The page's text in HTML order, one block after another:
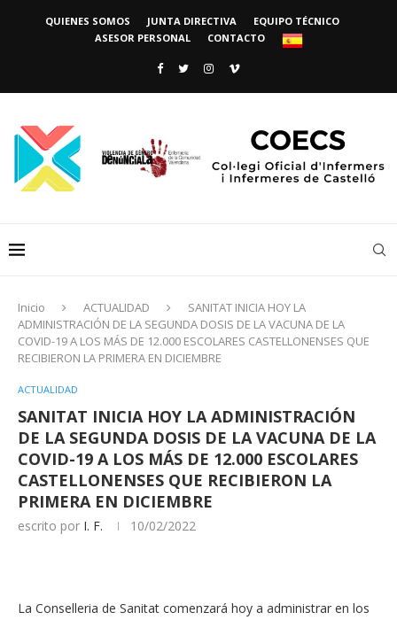
QUIENES SOMOS JUNTA DIRECTIVA
EQUIPO TÉCNICO
ASESOR PERSONAL
CONTACTO
Inicio ACTUALIDAD
SANITAT INICIA HOY LA
ADMINISTRACIÓN DE LA SEGUNDA DOSIS DE LA VACUNA DE LA
COVID-19 A LOS MÁS DE 12.000 ESCOLARES CASTELLONENSES QUE
RECIBIERON LA PRIMERA EN DICIEMBRE
ACTUALIDAD
SANITAT INICIA HOY LA ADMINISTRACIÓN
DE LA SEGUNDA DOSIS DE LA VACUNA DE LA
COVID-19 A LOS MÁS DE 12.000 ESCOLARES
CASTELLONENSES QUE RECIBIERON LA
PRIMERA EN DICIEMBRE
escrito por I. F. 10/02/2022
La Conselleria de Sanitat comenzará hoy a administrar en los